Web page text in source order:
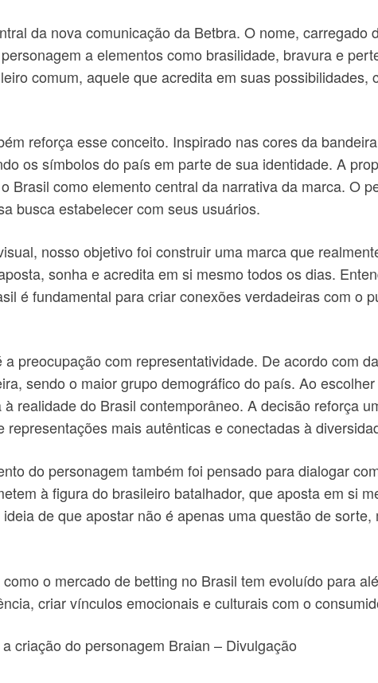
da nova comunicação da Betbra. O nome,
a elementos como brasilidade, bravura e
comum, aquele que acredita em suas
reforça esse conceito. Inspirado nas cores da
os símbolos do país em parte de sua identidade. A
Brasil como elemento central da narrativa da marca. O
busca estabelecer com seus usuários.
nosso objetivo foi construir uma marca que
sonha e acredita em si mesmo todos os dias.
é fundamental para criar conexões verdadeiras com o
preocupação com representatividade. De acordo com
sendo o maior grupo demográfico do país. Ao
realidade do Brasil contemporâneo. A decisão reforça
mais autênticas e conectadas à
do personagem também foi pensado para dialogar
à figura do brasileiro batalhador, que aposta em si
de que apostar não é apenas uma questão de
o mercado de betting no Brasil tem evoluído para
criar vínculos emocionais e culturais com o
criação do personagem Braian – Divulgação